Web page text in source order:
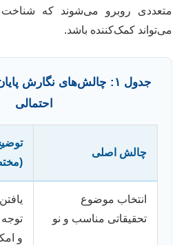
متعددی روبرو می‌شوند که شناخت
می‌تواند کمک‌کننده باشد.
جدول ۱: چالش‌های نگارش
احتمالی
چالش اصلی
انتخاب موضوع
تحقیقاتی مناسب و نو
و